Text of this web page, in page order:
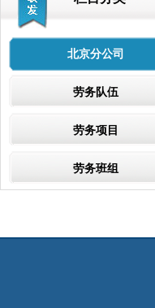
北京分公司
劳务队伍
劳务项目
劳务班组